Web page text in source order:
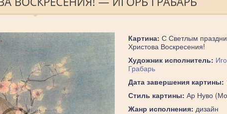
Картина: С Светлым
Христова Воскресения!
Художник исполнитель:
Грабарь
Дата завершения картины:
Стиль картины: Ар Нуво
Жанр исполнения: дизайн